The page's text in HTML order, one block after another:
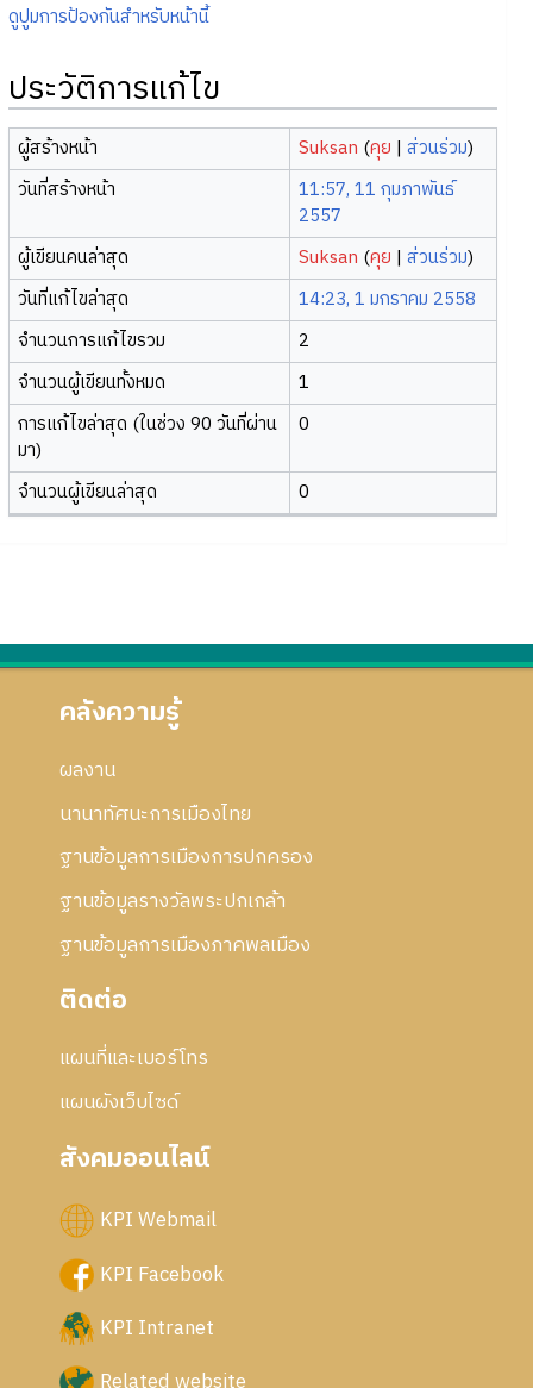
ดูปูมการป้องกันสำหรับหน้านี้
ประวัติการแก้ไข
ผู้สร้างหน้า Suksan (คุย |ส่วนร่วม)
วันที่สร้างหน้า
11:57, 11 กุมภาพันธ์
2557
ผู้เขียนคนล่าสุด
Suksan (คุย |ส่วนร่วม)
วันที่แก้ไขล่าสุด
14:23, 1 มกราคม 2558
จำนวนการแก้ไขรวม
2
จำนวนผู้เขียนทั้งหมด
1
การแก้ไขล่าสุด (ในช่วง 90 วันที่ผ่าน
มา)
0
จำนวนผู้เขียนล่าสุด 0
คลังความรู้
ผลงาน
นานาทัศนะการเมืองไทย
ฐานข้อมูลการเมืองการปกครอง
ฐานข้อมูลรางวัลพระปกเกล้า
ฐานข้อมูลการเมืองภาคพลเมือง
ติดต่อ
แผนที่และเบอร์โทร
แผนผังเว็บไซด์
สังคมออนไลน์
KPI Webmail
KPI Facebook
KPI Intranet
Related website